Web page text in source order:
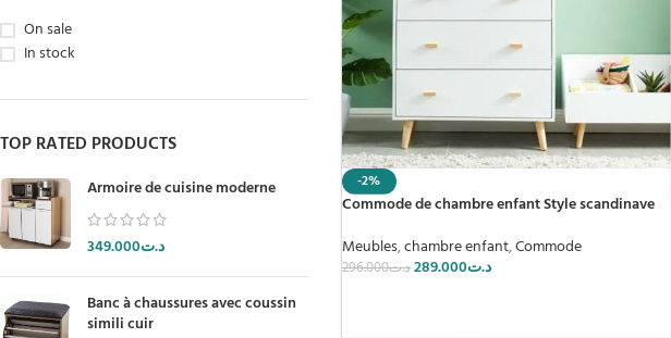
On sale
In stock
TOP RATED PRODUCTS
Armoire de cuisine moderne
د.ت349.000
Banc à chaussures avec coussin
simili cuir
-2%
Commode de chambre enfant Style scandinave
Meubles,chambre enfant,Commode
د.ت296.000 د.ت289.000